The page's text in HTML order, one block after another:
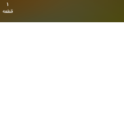
۱
قطعه